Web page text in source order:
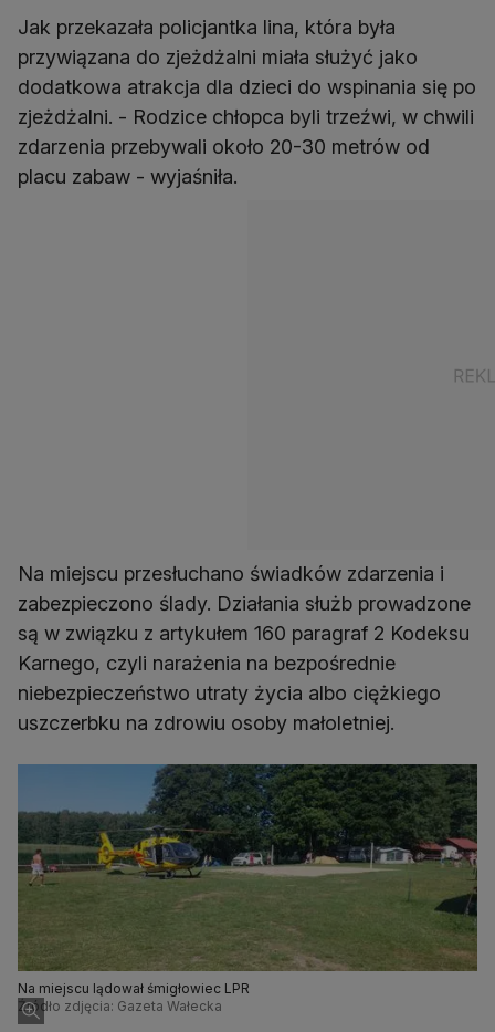
Jak przekazała policjantka lina, która była
przywiązana do zjeżdżalni miała służyć jako
dodatkowa atrakcja dla dzieci do wspinania się po
zjeżdżalni. - Rodzice chłopca byli trzeźwi, w chwili
zdarzenia przebywali około 20-30 metrów od
placu zabaw - wyjaśniła.
Na miejscu przesłuchano świadków zdarzenia i
zabezpieczono ślady. Działania służb prowadzone
są w związku z artykułem 160 paragraf 2 Kodeksu
Karnego, czyli narażenia na bezpośrednie
niebezpieczeństwo utraty życia albo ciężkiego
uszczerbku na zdrowiu osoby małoletniej.
Na miejscu lądował śmigłowiec LPR
Źródło zdjęcia: Gazeta Wałecka